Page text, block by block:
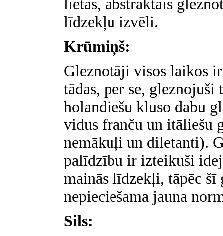
lietas, abstraktais
līdzekļu izvēli.
Krūmiņš:
Gleznotāji visos laikos
tādas, per se,
holandiešu kluso dabu
vidus franču un itāliešu
nemākuļi un diletanti).
palīdzību ir izteikuši
mainās līdzekļi, tāpēc
nepieciešama jauna
Sils: